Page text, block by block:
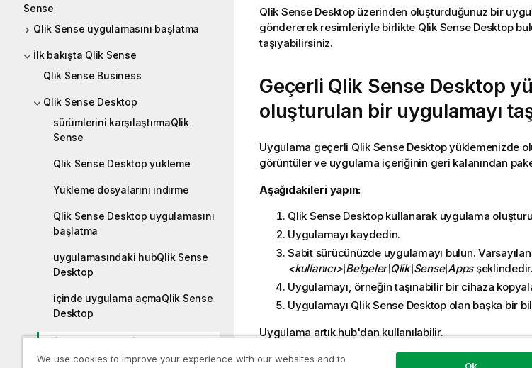
Sense
Qlik Sense uygulamasını başlatma
İlk bakışta Qlik Sense
Qlik Sense Business
Qlik Sense Desktop
sürümlerini karşılaştırmaQlik
Sense
Qlik Sense Desktop yükleme
Yükleme dosyalarını indirme
Qlik Sense Desktop uygulamasını
başlatma
uygulamasındaki hubQlik Sense
Desktop
içinde uygulama açmaQlik Sense
Desktop
Bir uygulamayı Qlik Sense Desktop
kurulumundan taşıma
Qlik Sense Desktopüzerinden oluşturduğunuz bir
göndererek resimleriyle birlikte Qlik Sense Desktop
taşıyabilirsiniz.
Geçerli Qlik Sense Desktop
oluşturulan bir uygulamayı
Uygulama geçerli Qlik Sense Desktopyüklemenizde
görüntüler ve uygulama içeriğinin geri kalanından
Aşağıdakileri yapın:
Qlik Sense Desktopkullanarak uygulama
Uygulamayı kaydedin.
Sabit sürücünüzde uygulamayı bulun.
<kullanıcı>\Belgeler\Qlik\Sense\Appsşeklindedir.
Uygulamayı, örneğin taşınabilir bir cihaza
Uygulamayı Qlik Sense Desktopolan başka bir
Uygulama artık hub'dan kullanılabilir.
We use cookies to improve your experience with our websites and to